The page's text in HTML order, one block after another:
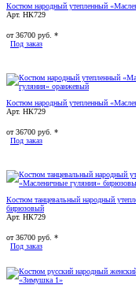
Костюм народный утепленный
Арт. НК729
от36700 руб. *
Под заказ
Костюм народный утепленный
Арт. НК729
от36700 руб. *
Под заказ
Костюм танцевальный народный
бирюзовый
Арт. НК729
от36700 руб. *
Под заказ